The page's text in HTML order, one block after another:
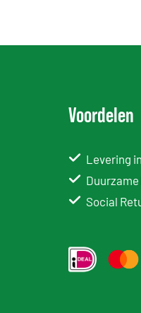
Voordelen
Levering
Social